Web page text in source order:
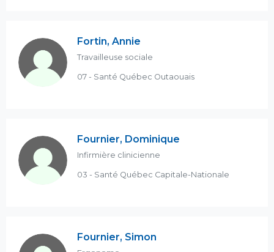
Fortin, Annie
Travailleuse sociale
07 - Santé Québec Outaouais
Fournier, Dominique
Infirmière clinicienne
03 - Santé Québec Capitale-Nationale
Fournier, Simon